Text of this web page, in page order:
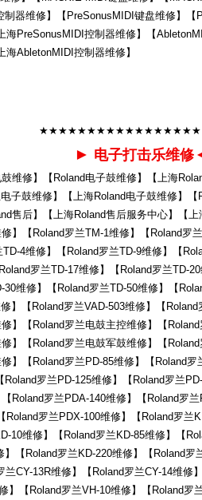
器维修】【PreSonusMIDI键盘维修】【
海PreSonusMIDI控制器维修】【
AbletonMIDI控制器维修】
► 电子打击乐维修
鼓维修】【Roland电子鼓维修】【上海
子鼓维修】【上海Roland电子鼓维修】
售后】【上海Roland售后服务中心】【
】【Roland罗兰TM-1维修】【Roland罗
4维修】【Roland罗兰TD-9维修】【
罗兰TD-17维修】【Roland罗兰TD-
维修】【Roland罗兰TD-50维修】【
】【Roland罗兰VAD-503维修】【
】【Roland罗兰电鼓主控维修】【
】【Roland罗兰电鼓军鼓维修】【
】【Roland罗兰PD-85维修】【Roland
Roland罗兰PD-125维修】【Roland罗兰
【Roland罗兰PDA-140维修】【Roland罗
Roland罗兰PDX-100维修】【Roland罗
10维修】【Roland罗兰KD-85维修】【
【Roland罗兰KD-220维修】【Roland罗
兰CY-13R维修】【Roland罗兰CY-14维修
】【Roland罗兰VH-10维修】【Roland罗